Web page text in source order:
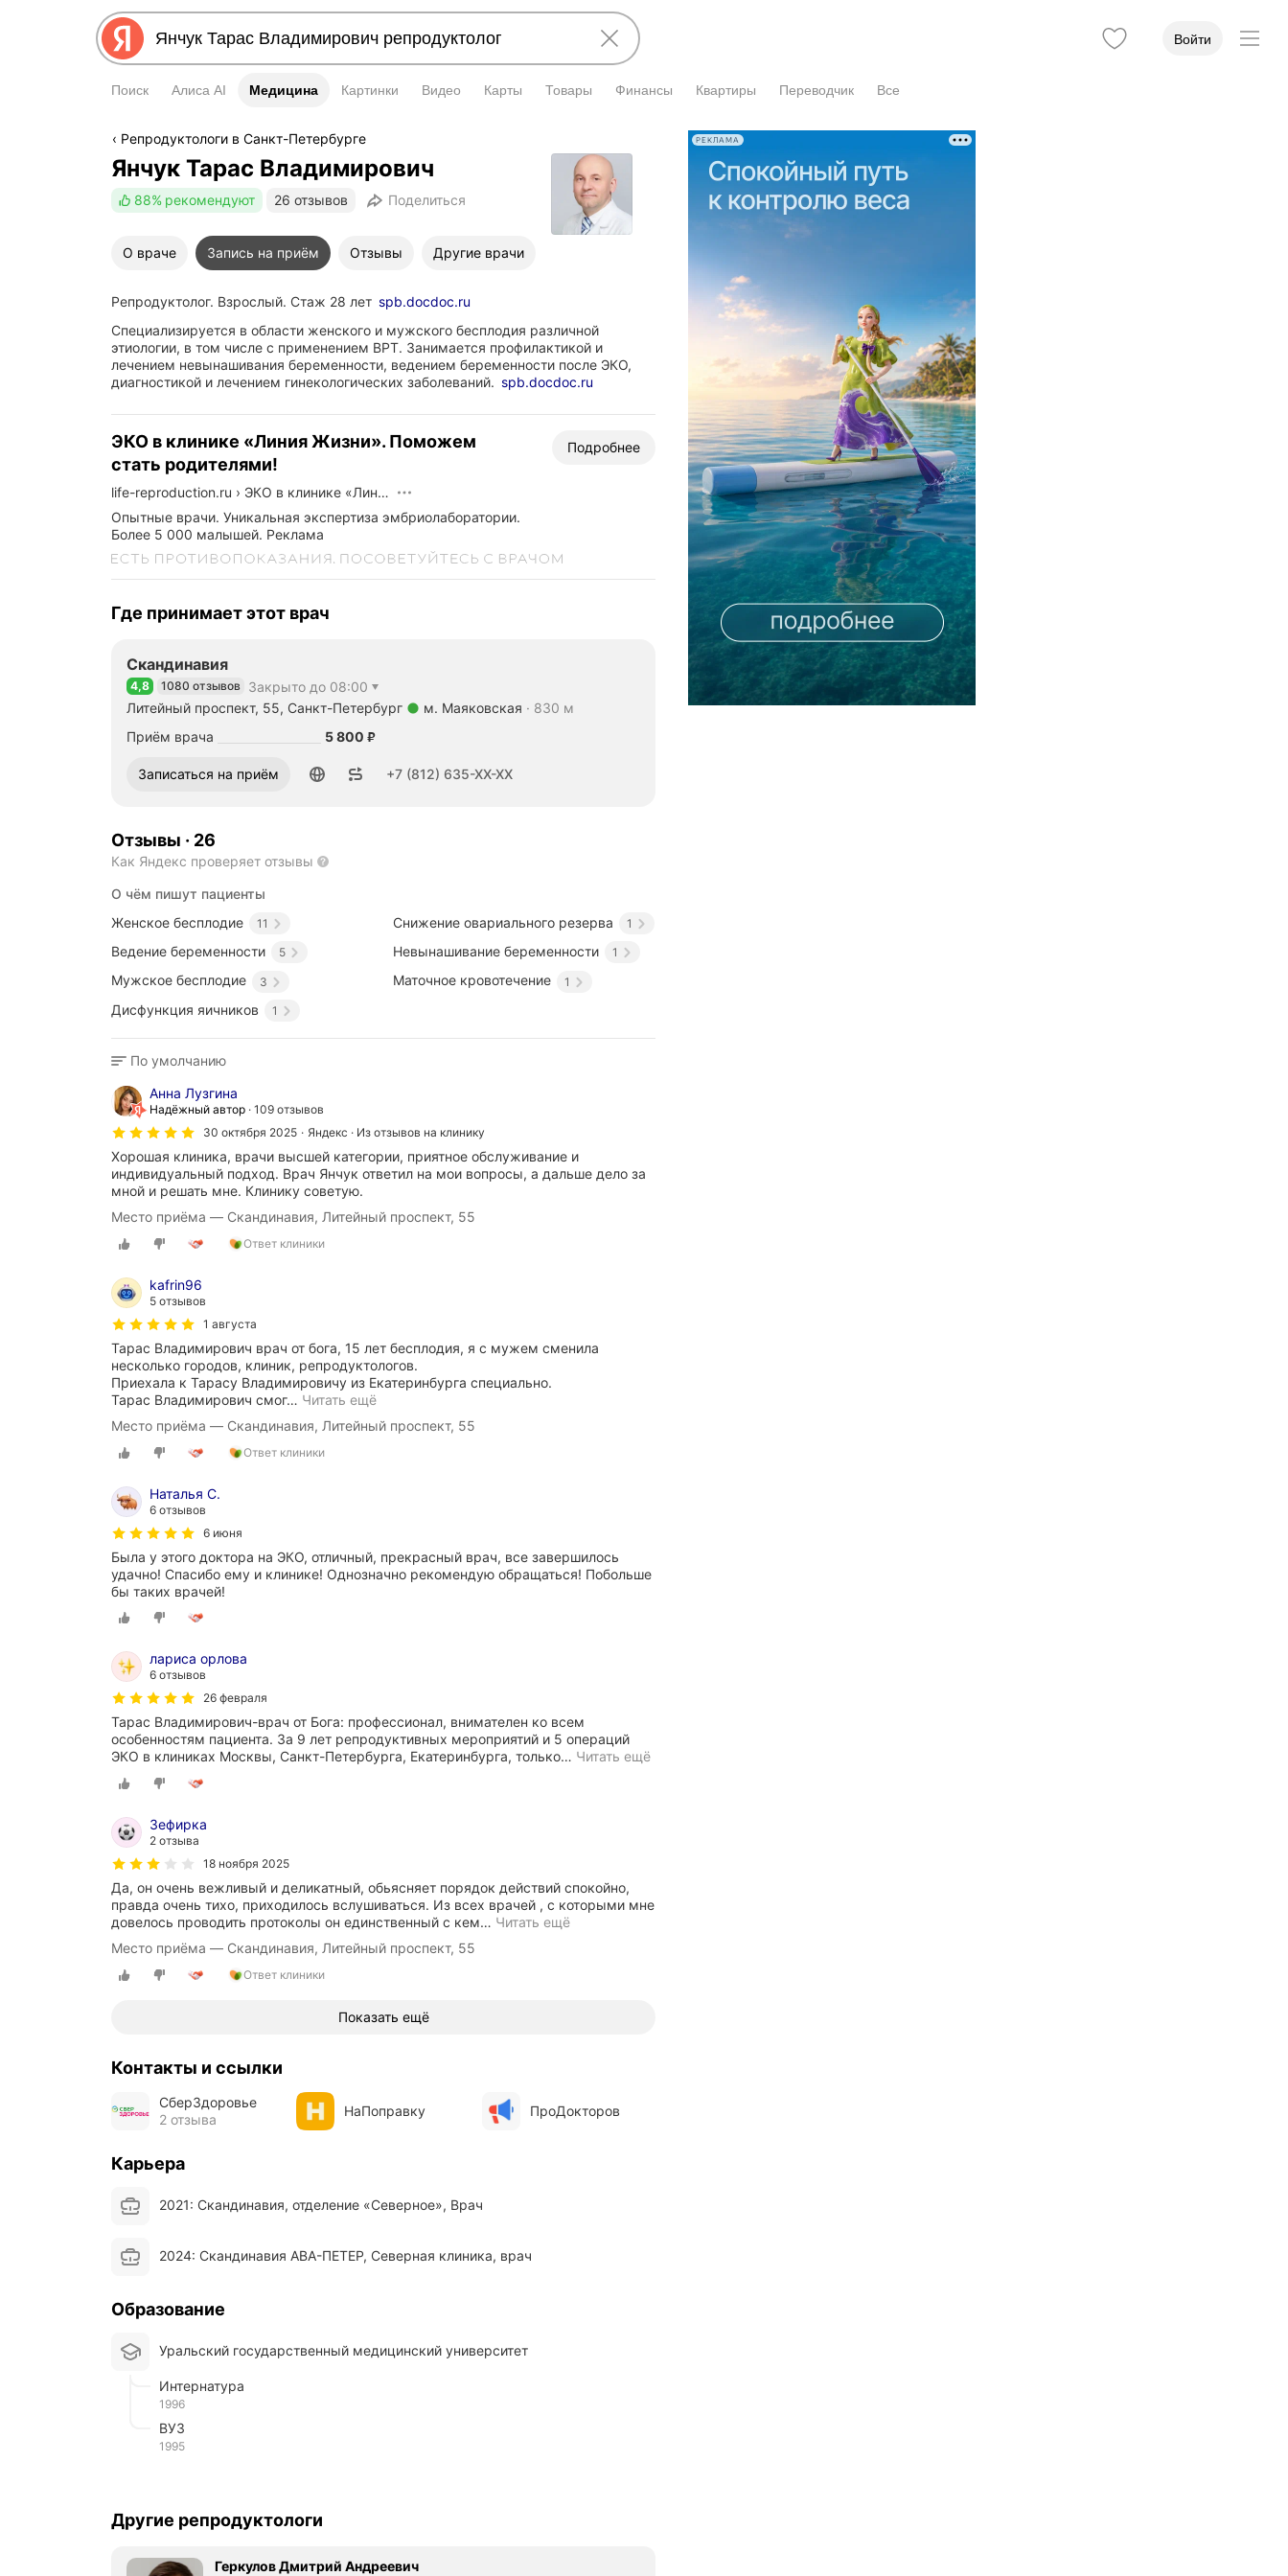
Войти
Поиск Алиса AI Медицина
Медицина Картинки Видео Карты Товары Финансы Квартиры Переводчик Все
Репродуктологи в Санкт-Петербурге
Янчук Тарас Владимирович
88% рекомендуют 26 отзывов Поделиться
О враче Запись на приём Отзывы Другие врачи
Репродуктолог. Взрослый. Стаж 28 лет spb.docdoc.ru
Специализируется в области женского и мужского бесплодия различной
этиологии, в том числе с применением ВРТ. Занимается профилактикой и
лечением невынашивания беременности, ведением беременности после ЭКО,
диагностикой и лечением гинекологических заболеваний. spb.docdoc.ru
ЭКО в клинике «Линия Жизни». Поможем
стать родителями!
life-reproduction.ru › ЭКО в клинике «Линия Жизни». Поможем стать родителями!
Опытные врачи. Уникальная экспертиза эмбриолаборатории.
Более 5 000 малышей. Реклама
Подробнее
Где принимает этот врач
Скандинавия
Рейтинг 4,8 из 5
4,8 1080 отзывов Закрыто до 08:00
Литейный проспект, 55, Санкт-Петербург
м. Маяковская
830 м
Приём врача
Цена
5800
5 800 ₽
Записаться на приём
Номер телефона: +78126351179 +7 (812) 635-XX-XX
Отзывы · 26
Как Яндекс проверяет отзывы
О чём пишут пациенты
Женское бесплодие
11
Ведение беременности 5
Мужское бесплодие 3
Дисфункция яичников 1
Снижение овариального резерва 1
Невынашивание беременности 1
Маточное кровотечение 1
По умолчанию
Анна Лузгина
Надёжный автор 109 отзывов
30 октября 2025
Яндекс · Из отзывов на клинику
Хорошая клиника, врачи высшей категории, приятное обслуживание и
индивидуальный подход. Врач Янчук ответил на мои вопросы, а дальше дело за
мной и решать мне. Клинику советую.
Место приёма — Скандинавия, Литейный проспект, 55
Ответ клиники
kafrin96
5 отзывов
1 августа
Тарас Владимирович врач от бога, 15 лет бесплодия, я с мужем сменила
несколько городов, клиник, репродуктологов.
Приехала к Тарасу Владимировичу из Екатеринбурга специально.
Тарас Владимирович смог… Читать ещё
Место приёма — Скандинавия, Литейный проспект, 55
Ответ клиники
Наталья С.
6 отзывов
6 июня
Была у этого доктора на ЭКО, отличный, прекрасный врач, все завершилось
удачно! Спасибо ему и клинике! Однозначно рекомендую обращаться! Побольше
бы таких врачей!
лариса орлова
6 отзывов
26 февраля
Тарас Владимирович-врач от Бога: профессионал, внимателен ко всем
особенностям пациента. За 9 лет репродуктивных мероприятий и 5 операций
ЭКО в клиниках Москвы, Санкт-Петербурга, Екатеринбурга, только… Читать ещё
Зефирка
2 отзыва
18 ноября 2025
Да, он очень вежливый и деликатный, обьясняет порядок действий спокойно,
правда очень тихо, приходилось вслушиваться. Из всех врачей , с которыми мне
довелось проводить протоколы он единственный с кем… Читать ещё
Место приёма — Скандинавия, Литейный проспект, 55
Ответ клиники
Показать ещё
Контакты и ссылки
СберЗдоровье
2 отзыва
НаПоправку ПроДокторов
Карьера
2021: Скандинавия, отделение «Северное», Врач
2024: Скандинавия АВА-ПЕТЕР, Северная клиника, врач
Образование
Уральский государственный медицинский университет
Интернатура
1996
ВУЗ
1995
Другие репродуктологи
Геркулов Дмитрий Андреевич
РЕКЛАМА